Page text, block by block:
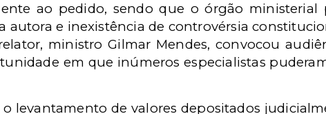
ao pedido, sendo que o órgão
autora e inexistência de controvérsia
ministro Gilmar Mendes, convocou
em que inúmeros especialistas
levantamento de valores depositados